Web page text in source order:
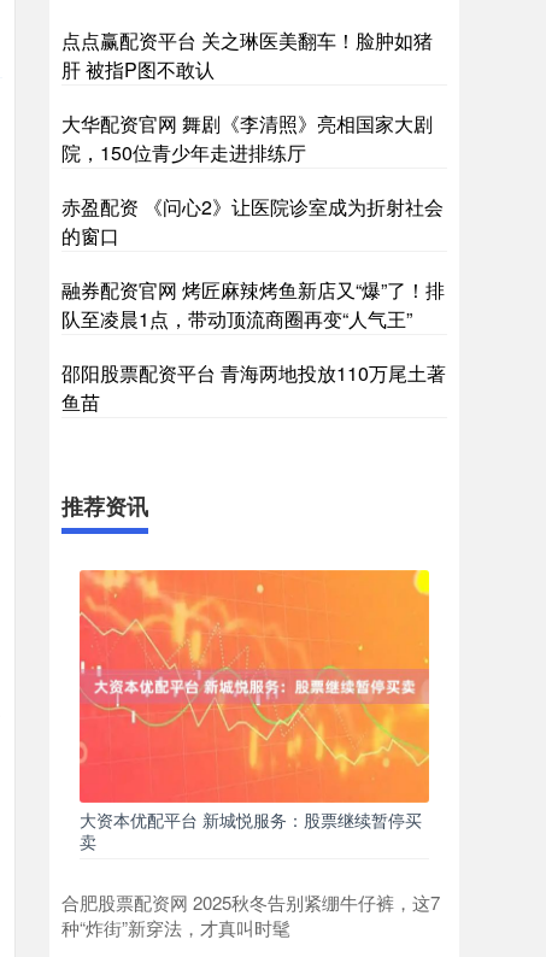
点点赢配资平台 关之琳医美翻车！脸肿如猪
肝 被指P图不敢认
大华配资官网 舞剧《李清照》亮相国家大剧
院，150位青少年走进排练厅
赤盈配资 《问心2》让医院诊室成为折射社会
的窗口
融券配资官网 烤匠麻辣烤鱼新店又“爆”了！排
队至凌晨1点，带动顶流商圈再变“人气王”
邵阳股票配资平台 青海两地投放110万尾土著
鱼苗
推荐资讯
大资本优配平台 新城悦服务：股票继续暂停买
卖
合肥股票配资网 2025秋冬告别紧绷牛仔裤，这7
种“炸街”新穿法，才真叫时髦